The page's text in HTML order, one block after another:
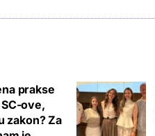
prakse
ove,
zakon? Za